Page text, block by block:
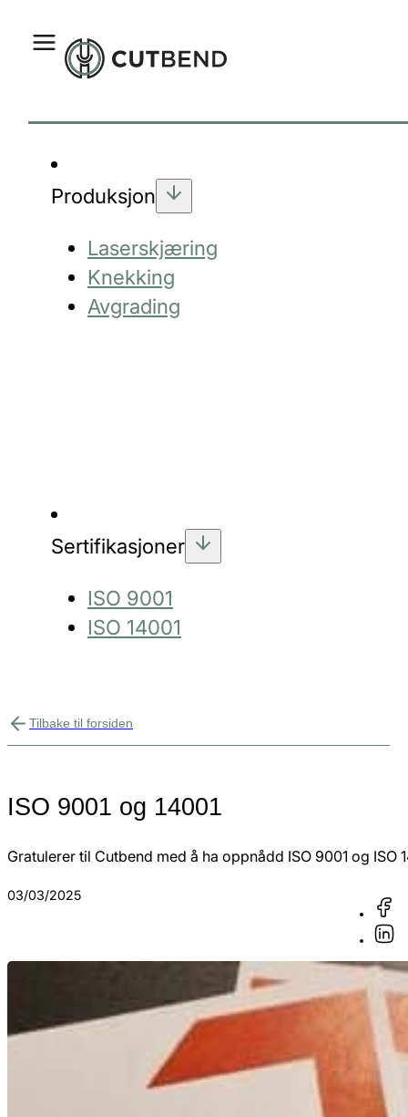
Produksjon
Laserskjæring
Knekking
Avgrading
Sertifikasjoner
ISO 9001
ISO 14001
Tilbake til forsiden
ISO 9001 og 14001
Gratulerer til Cutbend med å ha oppnådd ISO 9001 og ISO
03/03/2025